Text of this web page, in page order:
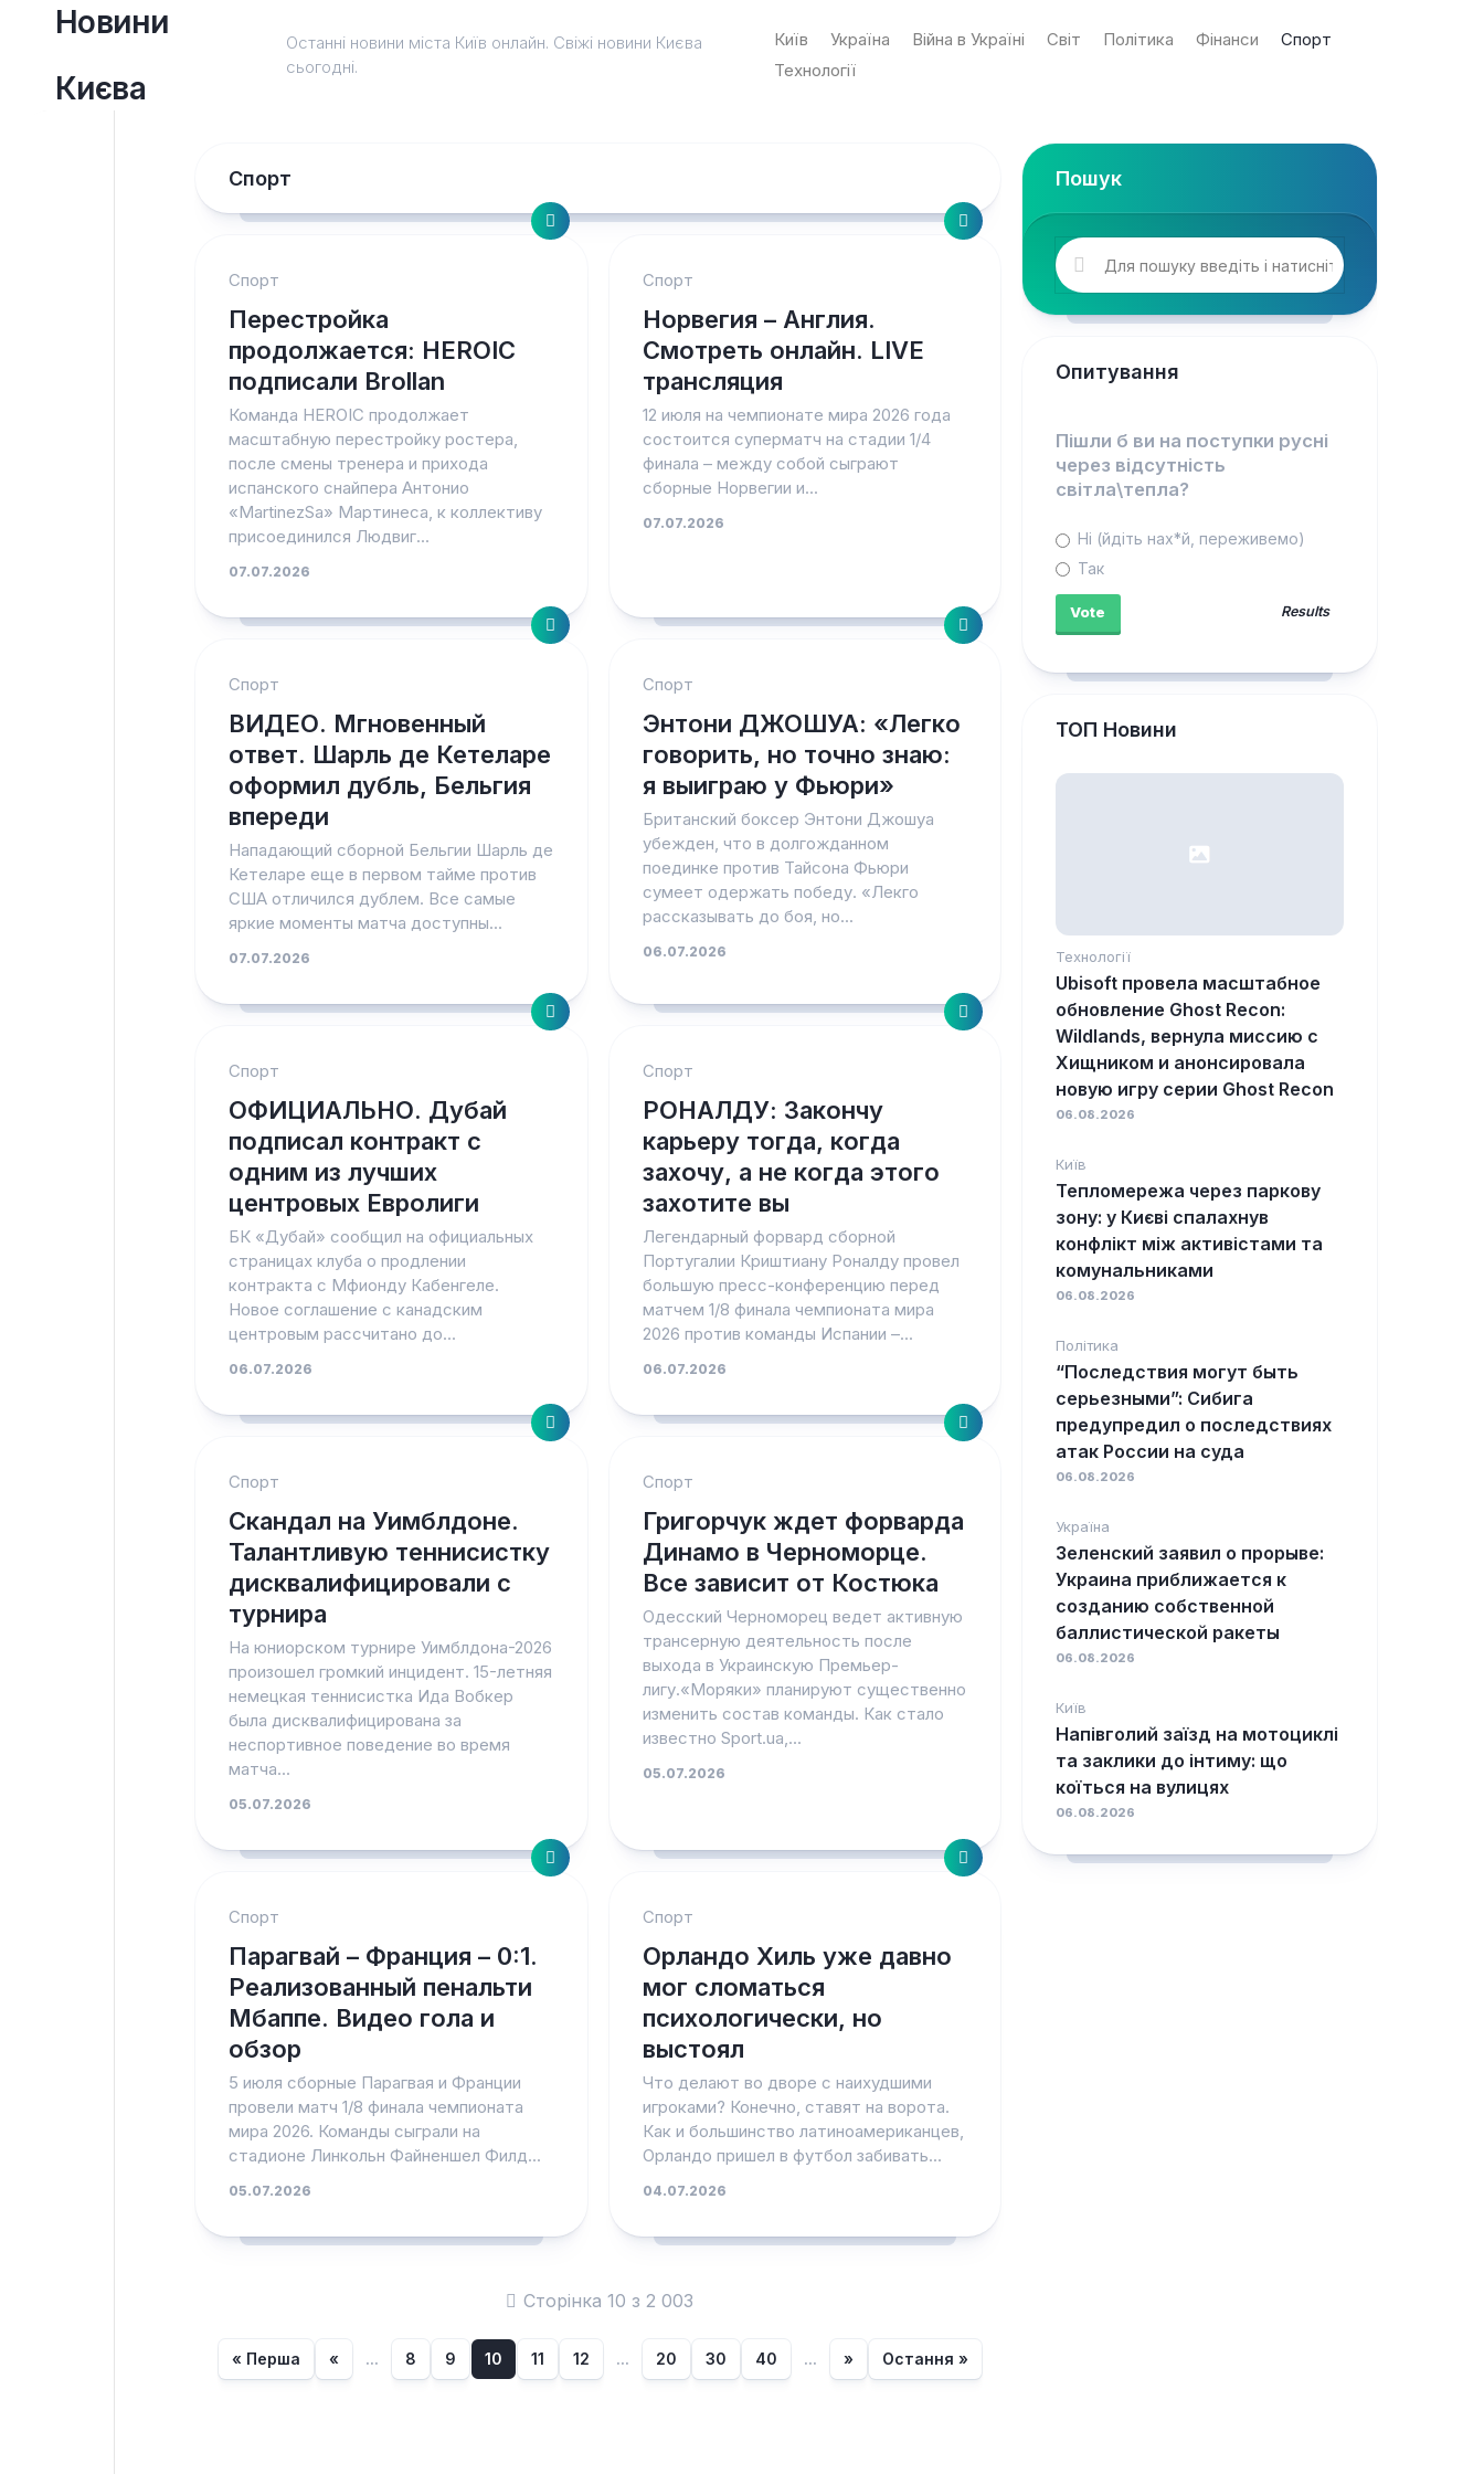
ПерейтиНовини
Києва
Останні новини міста Київ онлайн. Свіжі новини Києва
сьогодні.
Київ Україна Війна в Україні Світ Політика Фінанси
Спорт
Технології
Спорт
Спорт
Перестройка
продолжается: HEROIC
подписали Brollan
Команда HEROIC продолжает
масштабную перестройку ростера,
после смены тренера и прихода
испанского снайпера Антонио
«MartinezSa» Мартинеса, к коллективу
присоединился Людвиг...
07.07.2026
Спорт
Норвегия – Англия.
Смотреть онлайн. LIVE
трансляция
12 июля на чемпионате мира 2026 года
состоится суперматч на стадии 1/4
финала – между собой сыграют
сборные Норвегии и...
07.07.2026
Спорт
ВИДЕО. Мгновенный
ответ. Шарль де Кетеларе
оформил дубль, Бельгия
впереди
Нападающий сборной Бельгии Шарль де
Кетеларе еще в первом тайме против
США отличился дублем. Все самые
яркие моменты матча доступны...
07.07.2026
Спорт
Энтони ДЖОШУА: «Легко
говорить, но точно знаю:
я выиграю у Фьюри»
Британский боксер Энтони Джошуа
убежден, что в долгожданном
поединке против Тайсона Фьюри
сумеет одержать победу. «Лекго
рассказывать до боя, но...
06.07.2026
Спорт
ОФИЦИАЛЬНО. Дубай
подписал контракт с
одним из лучших
центровых Евролиги
БК «Дубай» сообщил на официальных
страницах клуба о продлении
контракта с Мфионду Кабенгеле.
Новое соглашение с канадским
центровым рассчитано до...
06.07.2026
Спорт
РОНАЛДУ: Закончу
карьеру тогда, когда
захочу, а не когда этого
захотите вы
Легендарный форвард сборной
Португалии Криштиану Роналду провел
большую пресс-конференцию перед
матчем 1/8 финала чемпионата мира
2026 против команды Испании –...
06.07.2026
Спорт
Скандал на Уимблдоне.
Талантливую теннисистку
дисквалифицировали с
турнира
На юниорском турнире Уимблдона-2026
произошел громкий инцидент. 15-летняя
немецкая теннисистка Ида Вобкер
была дисквалифицирована за
неспортивное поведение во время
матча...
05.07.2026
Спорт
Григорчук ждет форварда
Динамо в Черноморце.
Все зависит от Костюка
Одесский Черноморец ведет активную
трансерную деятельность после
выхода в Украинскую Премьер-
лигу.«Моряки» планируют существенно
изменить состав команды. Как стало
известно Sport.ua,...
05.07.2026
Спорт
Парагвай – Франция – 0:1.
Реализованный пенальти
Мбаппе. Видео гола и
обзор
5 июля сборные Парагвая и Франции
провели матч 1/8 финала чемпионата
мира 2026. Команды сыграли на
стадионе Линкольн Файненшел Филд...
05.07.2026
Спорт
Орландо Хиль уже давно
мог сломаться
психологически, но
выстоял
Что делают во дворе с наихудшими
игроками? Конечно, ставят на ворота.
Как и большинство латиноамериканцев,
Орландо пришел в футбол забивать...
04.07.2026
Сторінка 10 з 2 003
« Перша « ... 8 9 10 11 12 ... 20 30 40 ... » Остання »
Пошук
Опитування
Пішли б ви на поступки русні
через відсутність
світла\тепла?
Ні (йдіть нах*й, переживемо)
Так
Results
ТОП Новини
Технології
Ubisoft провела масштабное
обновление Ghost Recon:
Wildlands, вернула миссию с
Хищником и анонсировала
новую игру серии Ghost Recon
06.08.2026
Київ
Тепломережа через паркову
зону: у Києві спалахнув
конфлікт між активістами та
комунальниками
06.08.2026
Політика
“Последствия могут быть
серьезными”: Сибига
предупредил о последствиях
атак России на суда
06.08.2026
Україна
Зеленский заявил о прорыве:
Украина приближается к
созданию собственной
баллистической ракеты
06.08.2026
Київ
Напівголий заїзд на мотоциклі
та заклики до інтиму: що
коїться на вулицях
06.08.2026